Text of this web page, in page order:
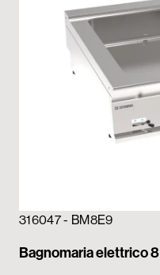
316047 - BM8E9
Bagnomaria elettrico